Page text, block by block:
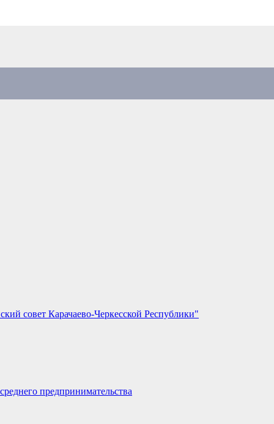
совет Карачаево-Черкесской Республики"
предпринимательства